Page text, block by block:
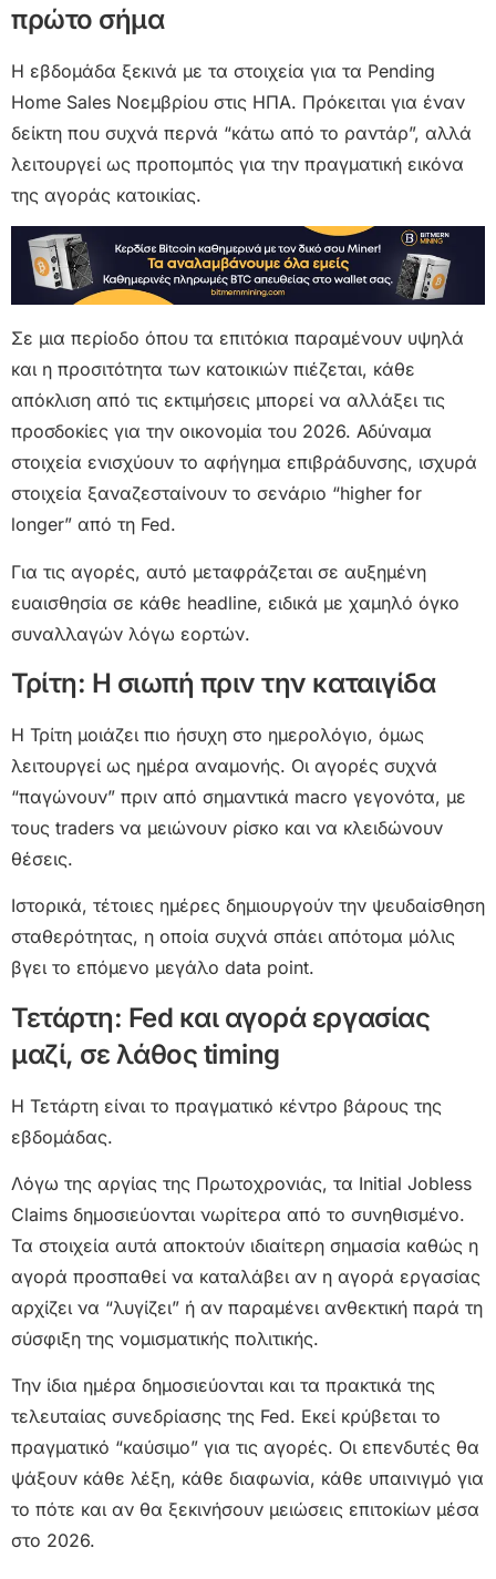
πρώτο σήμα
Η εβδομάδα ξεκινά με τα στοιχεία για τα Pending
Home Sales Νοεμβρίου στις ΗΠΑ. Πρόκειται για έναν
δείκτη που συχνά περνά “κάτω από το ραντάρ”, αλλά
λειτουργεί ως προπομπός για την πραγματική εικόνα
της αγοράς κατοικίας.
Σε μια περίοδο όπου τα επιτόκια παραμένουν υψηλά
και η προσιτότητα των κατοικιών πιέζεται, κάθε
απόκλιση από τις εκτιμήσεις μπορεί να αλλάξει τις
προσδοκίες για την οικονομία του 2026. Αδύναμα
στοιχεία ενισχύουν το αφήγημα επιβράδυνσης, ισχυρά
στοιχεία ξαναζεσταίνουν το σενάριο “higher for
longer” από τη Fed.
Για τις αγορές, αυτό μεταφράζεται σε αυξημένη
ευαισθησία σε κάθε headline, ειδικά με χαμηλό όγκο
συναλλαγών λόγω εορτών.
Τρίτη: Η σιωπή πριν την καταιγίδα
Η Τρίτη μοιάζει πιο ήσυχη στο ημερολόγιο, όμως
λειτουργεί ως ημέρα αναμονής. Οι αγορές συχνά
“παγώνουν” πριν από σημαντικά macro γεγονότα, με
τους traders να μειώνουν ρίσκο και να κλειδώνουν
θέσεις.
Ιστορικά, τέτοιες ημέρες δημιουργούν την ψευδαίσθηση
σταθερότητας, η οποία συχνά σπάει απότομα μόλις
βγει το επόμενο μεγάλο data point.
Τετάρτη: Fed και αγορά εργασίας
μαζί, σε λάθος timing
Η Τετάρτη είναι το πραγματικό κέντρο βάρους της
εβδομάδας.
Λόγω της αργίας της Πρωτοχρονιάς, τα Initial Jobless
Claims δημοσιεύονται νωρίτερα από το συνηθισμένο.
Τα στοιχεία αυτά αποκτούν ιδιαίτερη σημασία καθώς η
αγορά προσπαθεί να καταλάβει αν η αγορά εργασίας
αρχίζει να “λυγίζει” ή αν παραμένει ανθεκτική παρά τη
σύσφιξη της νομισματικής πολιτικής.
Την ίδια ημέρα δημοσιεύονται και τα πρακτικά της
τελευταίας συνεδρίασης της Fed. Εκεί κρύβεται το
πραγματικό “καύσιμο” για τις αγορές. Οι επενδυτές θα
ψάξουν κάθε λέξη, κάθε διαφωνία, κάθε υπαινιγμό για
το πότε και αν θα ξεκινήσουν μειώσεις επιτοκίων μέσα
στο 2026.